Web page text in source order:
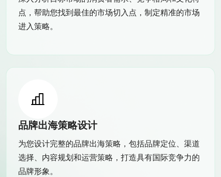
点，帮助您找到最佳的市场切入点，制定精准的市场
进入策略。
品牌出海策略设计
为您设计完整的品牌出海策略，包括品牌定位、渠道
选择、内容规划和运营策略，打造具有国际竞争力的
品牌形象。